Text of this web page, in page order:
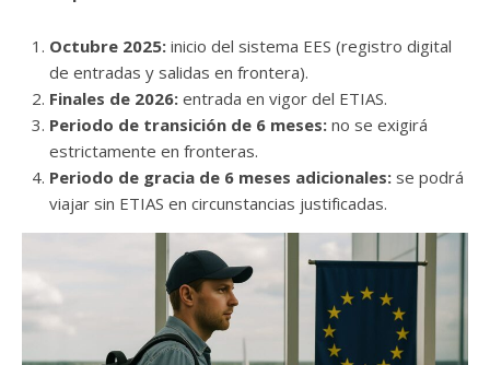
Octubre 2025: inicio del sistema EES (registro digital
de entradas y salidas en frontera).
Finales de 2026: entrada en vigor del ETIAS.
Periodo de transición de 6 meses: no se exigirá
estrictamente en fronteras.
Periodo de gracia de 6 meses adicionales: se podrá
viajar sin ETIAS en circunstancias justificadas.